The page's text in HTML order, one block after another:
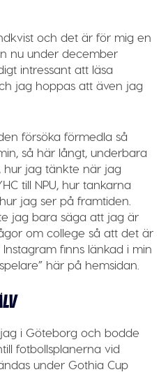
och det är för mig en
nu under december
intressant att läsa
jag hoppas att även jag
försöka förmedla så
så här långt, underbara
hur jag tänkte när jag
till NPU, hur tankarna
jag ser på framtiden.
jag bara säga att jag är
om college så att det är
finns länkad i min
här på hemsidan.
i Göteborg och bodde
fotbollsplanerna vid
under Gothia Cup